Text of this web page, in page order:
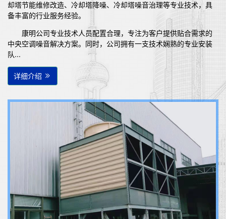
却塔节能维修改造、冷却塔降噪、冷却塔噪音治理等专业技术，具
备丰富的行业服务经验。
康明公司专业技术人员配置合理，专注为客户提供贴合需求的
中央空调噪音解决方案。同时，公司拥有一支技术娴熟的专业安装
队...
详细介绍